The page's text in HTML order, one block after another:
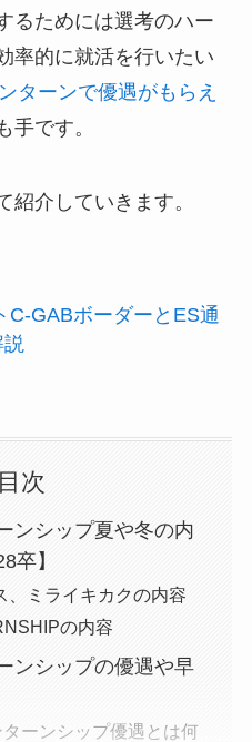
るためには選考のハー
率的に就活を行いたい
ターンで優遇がもらえ
手です。
紹介していきます。
C-GABボーダーとES通
目次
ンシップ夏や冬の内
卒】
、ミライキカクの内容
の内容
ンシップの優遇や早
ーンシップ優遇とは何